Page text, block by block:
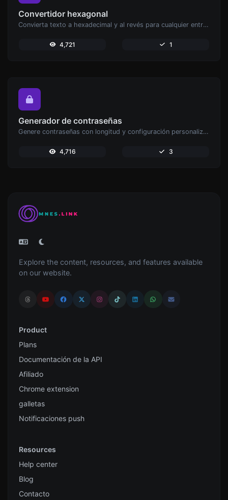
Convertidor hexagonal
Convierta texto a hexadecimal y al revés para cualquier entrada de cadena.
4,721 1
Generador de contraseñas
Genere contraseñas con longitud y configuración personalizadas.
4,716 3
Explore the content, resources, and features available
on our website.
Product
Plans
Documentación de la API
Afiliado
Chrome extension
galletas
Notificaciones push
Resources
Help center
Blog
Contacto